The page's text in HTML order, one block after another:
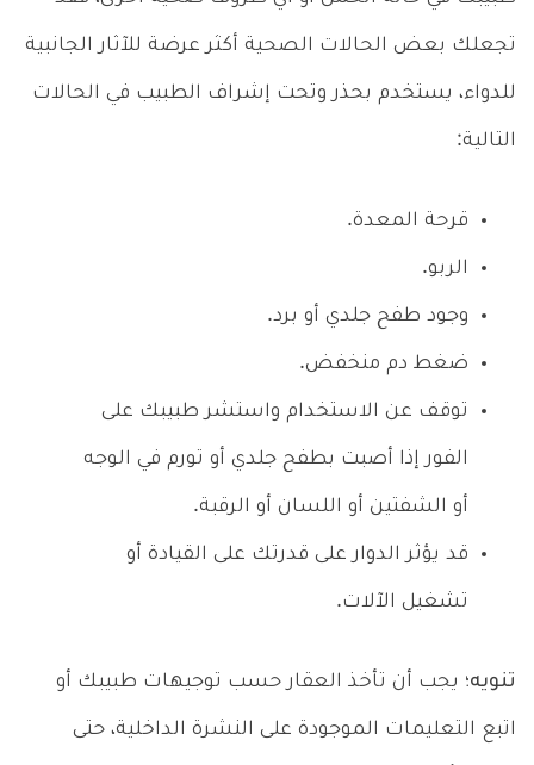
تجعلك بعض الحالات الصحية أكثر عرضة للآثار الجانبية
للدواء، يستخدم بحذر وتحت إشراف الطبيب في الحالات
التالية:
قرحة المعدة.
الربو.
وجود طفح جلدي أو برد.
ضغط دم منخفض.
توقف عن الاستخدام واستشر طبيبك على
الفور إذا أصبت بطفح جلدي أو تورم في الوجه
أو الشفتين أو اللسان أو الرقبة.
قد يؤثر الدوار على قدرتك على القيادة أو
تشغيل الآلات.
تنويه؛ يجب أن تأخذ العقار حسب توجيهات طبيبك أو
اتبع التعليمات الموجودة على النشرة الداخلية، حتى